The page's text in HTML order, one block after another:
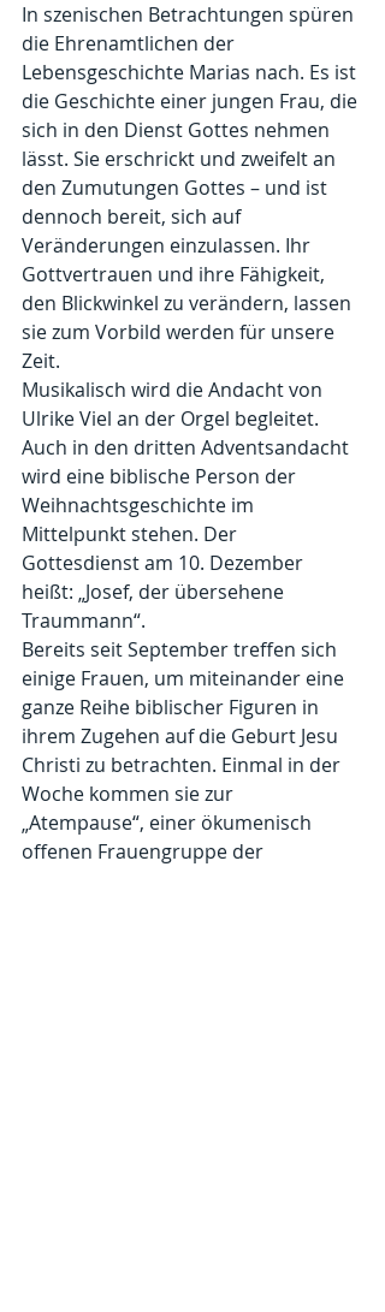
In szenischen Betrachtungen spüren
die Ehrenamtlichen der
Lebensgeschichte Marias nach. Es ist
die Geschichte einer jungen Frau, die
sich in den Dienst Gottes nehmen
lässt. Sie erschrickt und zweifelt an
den Zumutungen Gottes – und ist
dennoch bereit, sich auf
Veränderungen einzulassen. Ihr
Gottvertrauen und ihre Fähigkeit,
den Blickwinkel zu verändern, lassen
sie zum Vorbild werden für unsere
Zeit.
Musikalisch wird die Andacht von
Ulrike Viel an der Orgel begleitet.
Auch in den dritten Adventsandacht
wird eine biblische Person der
Weihnachtsgeschichte im
Mittelpunkt stehen. Der
Gottesdienst am 10. Dezember
heißt: „Josef, der übersehene
Traummann“.
Bereits seit September treffen sich
einige Frauen, um miteinander eine
ganze Reihe biblischer Figuren in
ihrem Zugehen auf die Geburt Jesu
Christi zu betrachten. Einmal in der
Woche kommen sie zur
„Atempause“, einer ökumenisch
offenen Frauengruppe der